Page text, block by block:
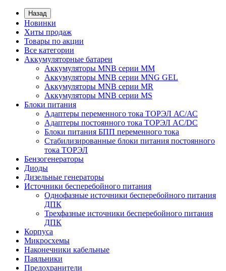
Назад
Новинки
Хиты продаж
Товары по акции
Все категории
Аккумуляторные батареи
Аккумуляторы MNB серии MM
Аккумуляторы MNB серии MNG GEL
Аккумуляторы MNB серии MR
Аккумуляторы MNB серии MS
Блоки питания
Адаптеры переменного тока ТОРЭЛ АС/АС
Адаптеры постоянного тока ТОРЭЛ AC/DC
Блоки питания БПП переменного тока
Стабилизированные блоки питания постоянного
тока ТОРЭЛ
Бензогенераторы
Диоды
Дизельные генераторы
Источники бесперебойного питания
Однофазные источники бесперебойного питания
ДПК
Трехфазные источники бесперебойного питания
ДПК
Корпуса
Микросхемы
Наконечники кабельные
Паяльники
Предохранители